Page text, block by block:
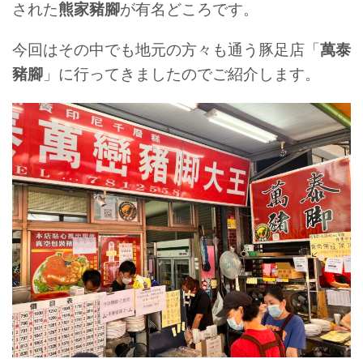
された熊家豬腳が有名どころです。
今回はその中でも地元の方々も通う豚足店「 萬泰
豬腳 」に行ってきましたのでご紹介します。